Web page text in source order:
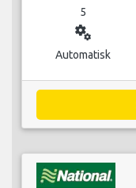
5
miscellaneous_services
Automatisk